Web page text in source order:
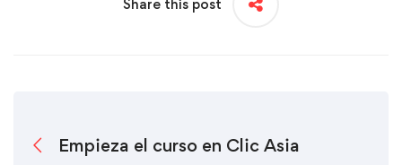
Share this post
Empieza el curso en Clic Asia